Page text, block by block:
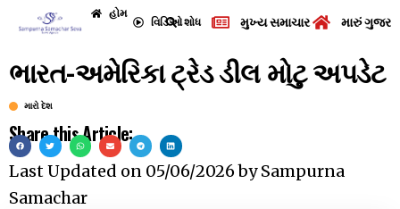
હોમ
વિડિઓશોધ મુખ્ય સમાચાર મારું
ભારત-અમેરિકા ટ્રેડ ડીલ મોટુ અપડેટ
મારો દેશ
Share this Article:
Last Updated on 05/06/2026bySampurna
Samachar